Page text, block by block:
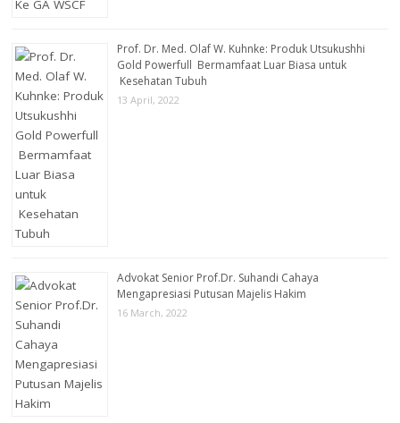
Prof. Dr. Med. Olaf W. Kuhnke: Produk Utsukushhi
Gold Powerfull Bermamfaat Luar Biasa untuk
Kesehatan Tubuh
13 April, 2022
Advokat Senior Prof.Dr. Suhandi Cahaya
Mengapresiasi Putusan Majelis Hakim
16 March, 2022